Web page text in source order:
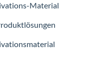
Material